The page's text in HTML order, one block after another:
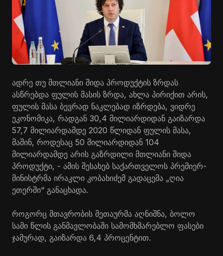
ადრე თუ მთლიანი შიდა პროდუქტის ზრდას
ასწრებდა ფულის მასის ზრდა, ახლა პირიქით არის,
ფულის მასა ბევრად ნაკლებად იზრდება, ვიდრე
ეკონომიკა, რადგან 30,4 მილიარდიდან გაიზარდა
57,7 მილიარდამდე 2020 წლიდან ფულის მასა,
მაშინ, როდესაც 50 მილიარდიდან 104
მილიარდამდე არის გაზრდილი მთლიანი შიდა
პროდუქტი, - ამის შესახებ საქართველოს პრემიერ-
მინისტრმა ირაკლი კობახიძემ გადაცემა „ღია
ეთერში“ განაცხადა.
როგორც მთავრობის მეთაურმა აღნიშნა, ბოლო
სამი წლის განმავლობაში სამომხმარებლო ფასები
ჯამურად, გაიზარდა 6,4 პროცენტით.